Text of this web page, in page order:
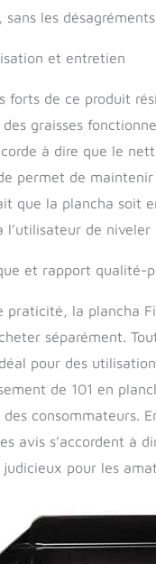
les
et entretien
forts de ce produit
des graisses
à dire que le
permet de
que la plancha soit
de niveler
et rapport qualité-
praticité, la plancha
séparément.
pour des
de 101 en
consommateurs.
avis s’accordent à
pour les